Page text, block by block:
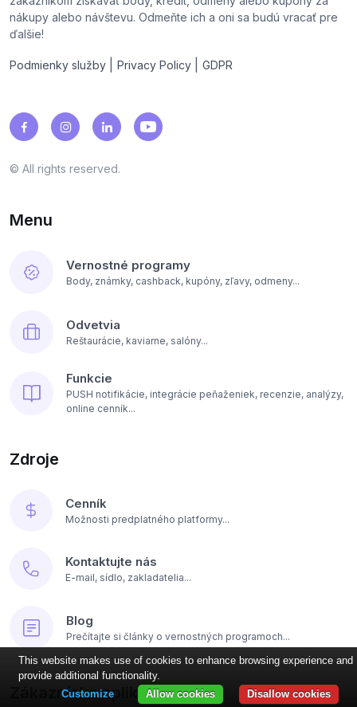
nákupy alebo návštevu. Odmeňte ich a oni sa budú vracať pre
ďalšie!
Podmienky služby Privacy Policy GDPR
© All rights reserved.
Menu
Vernostné programy
Body, známky, cashback, kupóny, zľavy, odmeny...
Odvetvia
Reštaurácie, kaviarne, salóny...
Funkcie
PUSH notifikácie, integrácie peňaženiek, recenzie, analýzy,
online cenník...
Zdroje
Cenník
Možnosti predplatného platformy...
Kontaktujte nás
E-mail, sídlo, zakladatelia...
Blog
Prečítajte si články o vernostných programoch...
Zákaznícka aplikácia:
This website makes use of cookies to enhance browsing experience and
provide additional functionality.
Disallow cookies
Allow cookies
Customize